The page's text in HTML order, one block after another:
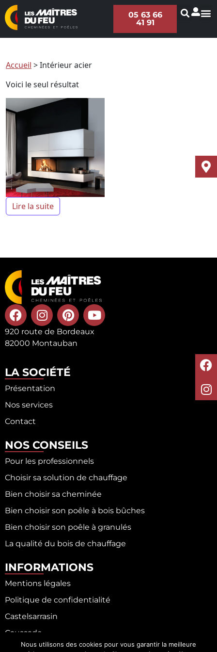
05 63 66
41 91
Accueil >Intérieur acier
Voici le seul résultat
Lire la suite
920 route de Bordeaux
82000 Montauban
LA SOCIÉTÉ
Présentation
Nos services
Contact
NOS CONSEILS
Pour les professionnels
Choisir sa solution de chauffage
Bien choisir sa cheminée
Bien choisir son poêle à bois bûches
Bien choisir son poêle à granulés
La qualité du bois de chauffage
INFORMATIONS
Mentions légales
Politique de confidentialité
Castelsarrasin
Caussade
Fronton
Nous utilisons des cookies pour vous garantir la meilleure